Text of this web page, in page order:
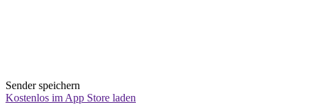
Sender speichern
Kostenlos im App Store laden